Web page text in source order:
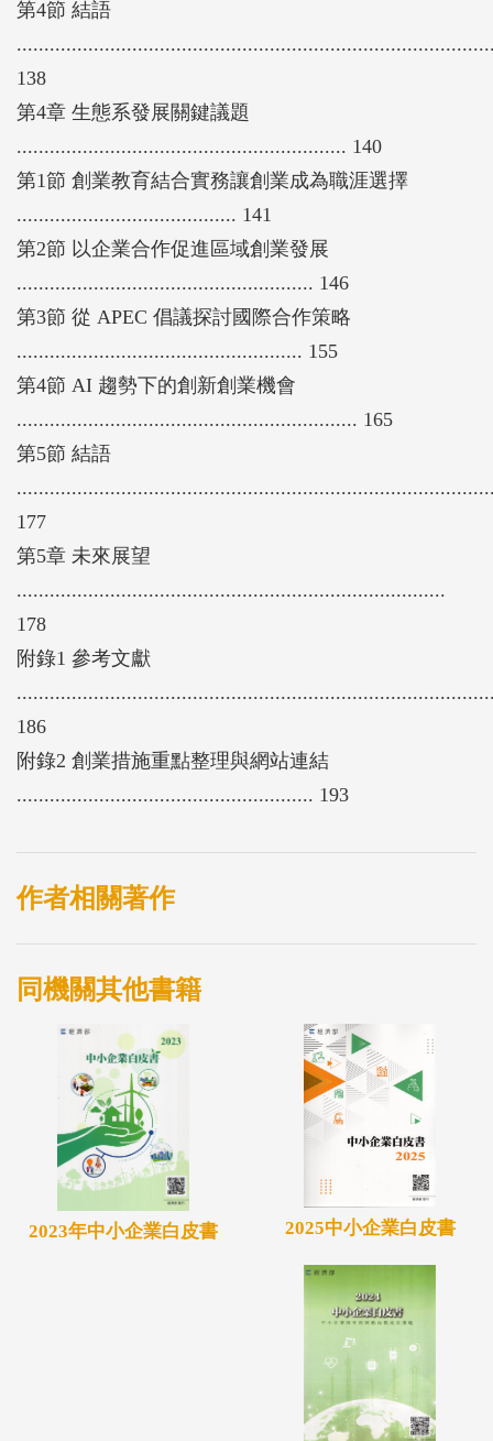
第4節 結語
138
第4章 生態系發展關鍵議題
............................................................ 140
第1節 創業教育結合實務讓創業成為職涯選擇
........................................ 141
第2節 以企業合作促進區域創業發展
...................................................... 146
第3節 從 APEC 倡議探討國際合作策略
.................................................... 155
第4節 AI 趨勢下的創新創業機會
.............................................................. 165
第5節 結語
177
第5章 未來展望
..............................................................................
178
附錄1 參考文獻
186
附錄2 創業措施重點整理與網站連結
...................................................... 193
作者相關著作
同機關其他書籍
2023年中小企業白皮書 2025中小企業白皮書